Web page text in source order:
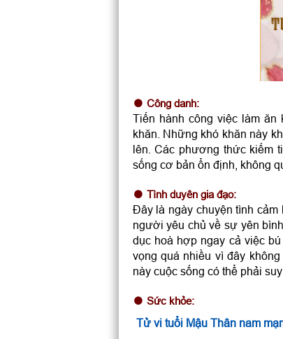
Công danh:
Tiến hành công việc làm
khăn. Những khó khăn này
lên. Các phương thức kiếm
sống cơ bản ổn định, không
Tình duyên gia đạo:
Đây là ngày chuyện tình
người yêu chủ về sự yên
dục hoà hợp ngay cả việc
vọng quá nhiều vì đây
này cuộc sống có thể phải
Sức khỏe:
Tử vi tuổi Mậu Thân nam